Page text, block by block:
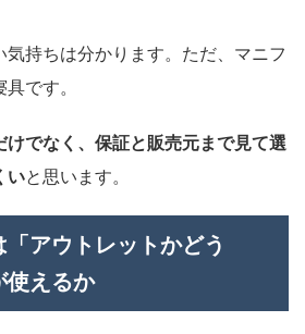
持ちは分かります。ただ、マニフ
です。
けでなく、保証と販売元まで見て選
いと思います。
アウトレットかどう
使えるか